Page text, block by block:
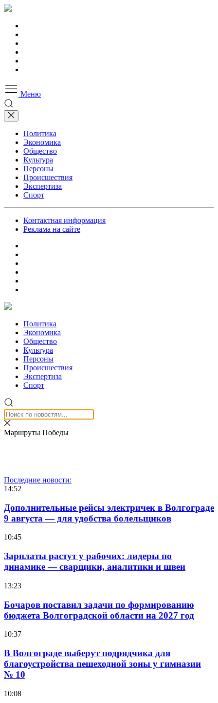
Меню
Политика
Экономика
Общество
Культура
Персоны
Происшествия
Экспертиза
Спорт
Контактная информация
Реклама на сайте
Политика
Экономика
Общество
Культура
Персоны
Происшествия
Экспертиза
Спорт
Маршруты Победы
Последние новости:
14:52
Дополнительные рейсы электричек в Волгограде
9 августа — для удобства болельщиков
10:45
Зарплаты растут у рабочих: лидеры по
динамике — сварщики, аналитики и швеи
13:23
Бочаров поставил задачи по формированию
бюджета Волгоградской области на 2027 год
10:37
В Волгограде выберут подрядчика для
благоустройства пешеходной зоны у гимназии
№ 10
10:08